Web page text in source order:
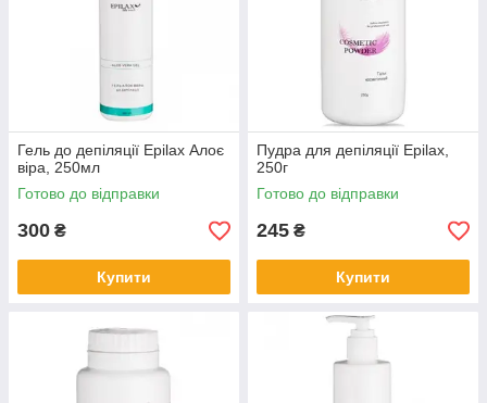
Гель до депіляції Epilax Алоє
віра, 250мл
Готово до відправки
300 ₴
Купити
Пудра для депіляції Epilax,
250г
Готово до відправки
245 ₴
Купити